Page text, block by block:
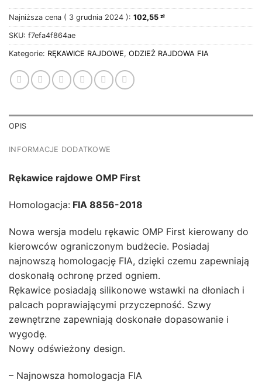
Najniższa cena ( 3 grudnia 2024 ): 102,55 zł
SKU: f7efa4f864ae
Kategorie: RĘKAWICE RAJDOWE, ODZIEŻ RAJDOWA FIA
OPIS
INFORMACJE DODATKOWE
Rękawice rajdowe OMP First
Homologacja: FIA 8856-2018
Nowa wersja modelu rękawic OMP First kierowany do
kierowców ograniczonym budżecie. Posiadaj
najnowszą homologację FIA, dzięki czemu zapewniają
doskonałą ochronę przed ogniem.
Rękawice posiadają silikonowe wstawki na dłoniach i
palcach poprawiającymi przyczepność. Szwy
zewnętrzne zapewniają doskonałe dopasowanie i
wygodę.
Nowy odświeżony design.
– Najnowsza homologacja FIA